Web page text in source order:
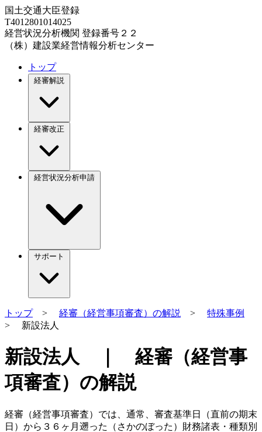
国土交通大臣登録
T4012801014025
経営状況分析機関 登録番号２２
（株）建設業経営情報分析センター
トップ
経審解説
経審改正
経営状況分析申請
サポート
トップ> 経審（経営事項審査）の解説 > 特殊事例
> 新設法人
新設法人 ｜ 経審（経営事
項審査）の解説
経審（経営事項審査）では、通常、審査基準日（直前の期末
日）から３６ヶ月遡った（さかのぼった）財務諸表・種類別